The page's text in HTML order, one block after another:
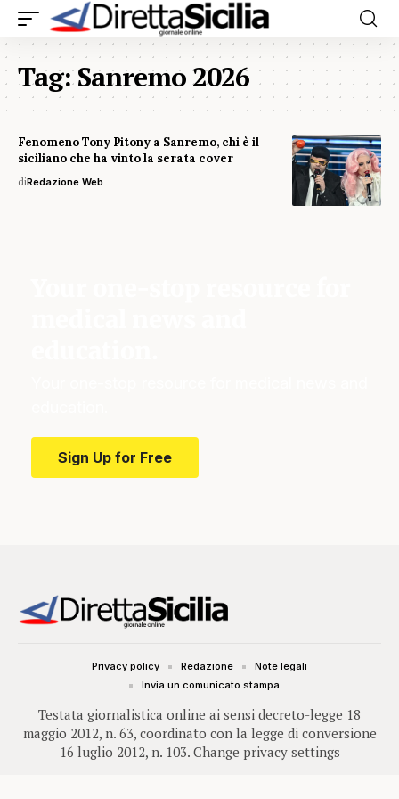
Tag:Sanremo 2026
Fenomeno Tony Pitony a Sanremo, chi è il
siciliano che ha vinto la serata cover
diRedazione Web
Sign Up for Free
Testata giornalistica online ai sensi decreto-legge 18
maggio 2012, n. 63, coordinato con la legge di conversione
16 luglio 2012, n. 103. Change privacy settings
Privacy policy Redazione
Note legali
Invia un comunicato stampa